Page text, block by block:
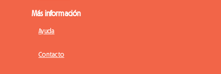
Más información
Ayuda
Contacto